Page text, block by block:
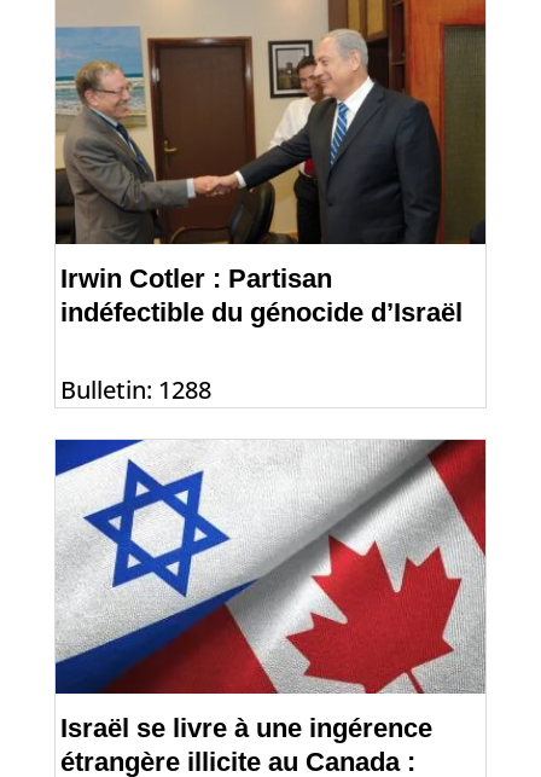
Irwin Cotler : Partisan
indéfectible du génocide d’Israël
Bulletin: 1288
Israël se livre à une ingérence
étrangère illicite au Canada :